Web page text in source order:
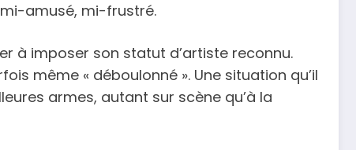
amusé, mi-frustré.
à imposer son statut d’artiste reconnu.
même « déboulonné ». Une situation qu’il
armes, autant sur scène qu’à la